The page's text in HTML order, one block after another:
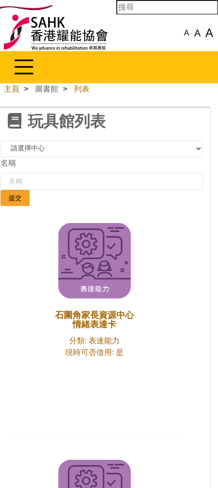
A A A
主頁 > 圖書館 > 列表
玩具館列表
名稱
石圍角家長資源中心
情緒表達卡
分類: 表達能力
現時可否借用: 是